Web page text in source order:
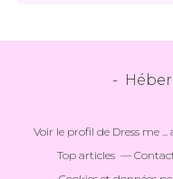
-
Voir le profil de Dress me
Top articles